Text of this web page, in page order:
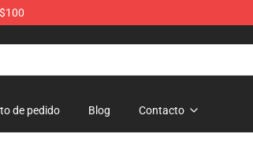
de pedido Blog Contacto